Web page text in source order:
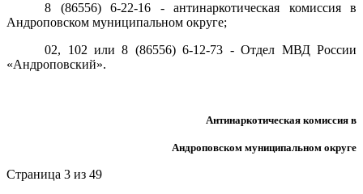
8 (86556) 6-22-16 - антинаркотическая комиссия в
Андроповском муниципальном округе;
02, 102 или 8 (86556) 6-12-73 - Отдел МВД России
«Андроповский».
Антинаркотическая комиссия в
Андроповском муниципальном округе
Страница 3 из 49